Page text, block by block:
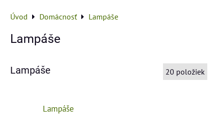
Úvod Domácnosť Lampáše
Lampáše
Lampáše 20 položiek
Lampáše